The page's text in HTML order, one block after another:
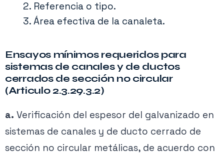
Referencia o tipo.
Área efectiva de la canaleta.
Ensayos mínimos requeridos para
sistemas de canales y de ductos
cerrados de sección no circular
(Articulo 2.3.29.3.2)
a. Verificación del espesor del galvanizado en
sistemas de canales y de ducto cerrado de
sección no circular metálicas, de acuerdo con